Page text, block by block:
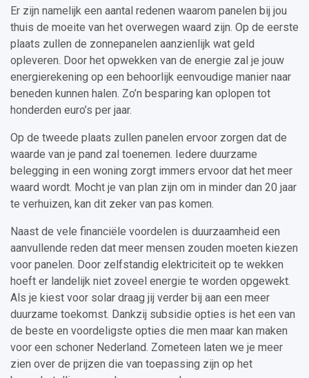
Er zijn namelijk een aantal redenen waarom panelen bij jou
thuis de moeite van het overwegen waard zijn. Op de eerste
plaats zullen de zonnepanelen aanzienlijk wat geld
opleveren. Door het opwekken van de energie zal je jouw
energierekening op een behoorlijk eenvoudige manier naar
beneden kunnen halen. Zo’n besparing kan oplopen tot
honderden euro’s per jaar.
Op de tweede plaats zullen panelen ervoor zorgen dat de
waarde van je pand zal toenemen. Iedere duurzame
belegging in een woning zorgt immers ervoor dat het meer
waard wordt. Mocht je van plan zijn om in minder dan 20 jaar
te verhuizen, kan dit zeker van pas komen.
Naast de vele financiële voordelen is duurzaamheid een
aanvullende reden dat meer mensen zouden moeten kiezen
voor panelen. Door zelfstandig elektriciteit op te wekken
hoeft er landelijk niet zoveel energie te worden opgewekt.
Als je kiest voor solar draag jij verder bij aan een meer
duurzame toekomst. Dankzij subsidie opties is het een van
de beste en voordeligste opties die men maar kan maken
voor een schoner Nederland. Zometeen laten we je meer
zien over de prijzen die van toepassing zijn op het